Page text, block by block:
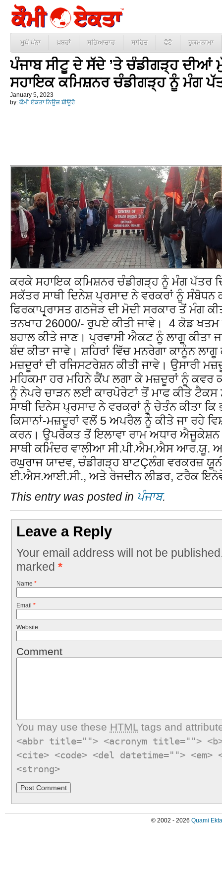
ਮੁਖੱ ਪੰਨਾ ਖ਼ਬਰਾਂ ਸਭਿਆਚਾਰ ਸਾਹਿਤ ਫੋਟੋ ਹੁਕਮਨਾਮਾ
ਪੰਜਾਬ ਸੀਟੂ ਦੇ ਸੱਦੇ ’ਤੇ ਚੰਡੀਗੜ੍ਹ ਦੀਆਂ
ਸਹਾਇਕ ਕਮਿਸ਼ਨਰ ਚੰਡੀਗੜ੍ਹ ਨੂੰ ਮੰਗ
January 5, 2023
by: ਕੌਮੀ ਏਕਤਾ ਨਿਊਜ਼ ਬੀਊਰੋ
ਕਰਕੇ ਸਹਾਇਕ ਕਮਿਸ਼ਨਰ ਚੰਡੀਗੜ੍ਹ ਨੂੰ ਮੰਗ ਪੱਤਰ
ਸਕੱਤਰ ਸਾਥੀ ਦਿਨੇਸ਼ ਪ੍ਰਸਾਦ ਨੇ ਵਰਕਰਾਂ ਨੂੰ
ਫਿਰਕਾਪ੍ਰ੍ਰਾਸਤ ਗਠਜੋੜ ਦੀ ਮੋਦੀ ਸਰਕਾਰ ਤੋਂ ਮੰਗ
ਤਨਖਾਹ 26000/- ਰੁਪਏ ਕੀਤੀ ਜਾਵੇ। 4 ਕੋਡ
ਬਹਾਲ ਕੀਤੇ ਜਾਣ। ਪ੍ਰਵਾਸੀ ਐਕਟ ਨੂੰ ਲਾਗੂ ਕੀਤਾ
ਬੰਦ ਕੀਤਾ ਜਾਵੇ। ਸ਼ਹਿਰਾਂ ਵਿੱਚ ਮਨਰੇਗਾ ਕਾਨੂੰਨ ਲਾਗੂ
ਮਜ਼ਦੂਰਾਂ ਦੀ ਰਜਿਸਟਰੇਸ਼ਨ ਕੀਤੀ ਜਾਵੇ। ਉਸਾਰੀ
ਮਹਿਕਮਾ ਹਰ ਮਹਿਨੇ ਕੈਂਪ ਲਗਾ ਕੇ ਮਜ਼ਦੂਰਾਂ ਨੂੰ ਕਵਰ
ਨੂੰ ਨੇਪਰੇ ਚਾੜਨ ਲਈ ਕਾਰਪੋਰੇਟਾਂ ਤੋਂ ਮਾਫ ਕੀਤੇ ਟੈਕਸ
ਸਾਥੀ ਦਿਨੇਸ ਪ੍ਰਸਾਦ ਨੇ ਵਰਕਰਾਂ ਨੂੰ ਚੇਤੰਨ ਕੀਤਾ ਕਿ
ਕਿਸਾਨਾਂ-ਮਜ਼ਦੂਰਾਂ ਵਲੋਂ 5 ਅਪਰੈਲ ਨੂੰ ਕੀਤੇ ਜਾ ਰਹੇ
ਕਰਨ। ਉਪਰੋਕਤ ਤੋਂ ਇਲਾਵਾ ਰਾਮ ਅਧਾਰ
ਸਾਥੀ ਕਮਿੰਦਰ ਵਾਲੀਆ ਸੀ.ਪੀ.ਐਮ.ਐਸ ਆਰ.ਯੂ.
ਰਘੁਰਾਜ ਯਾਦਵ, ਚੰਡੀਗੜ੍ਹ ਬਾਟÇਲੰਗ ਵਰਕਰਜ਼
ਈ.ਐਸ.ਆਈ.ਸੀ., ਅਤੇ ਰੋਜਦੀਨ ਲੀਡਰ, ਟਰੈਕ
This entry was posted in ਪੰਜਾਬ.
Leave a Reply
Your email address will not be
marked *
Name *
Email *
Website
Comment
You may use these HTMLtags and
<abbr title=""> <acronym title="">
<cite> <code> <del datetime="">
<strong>
© 2002 - 2026 Quami